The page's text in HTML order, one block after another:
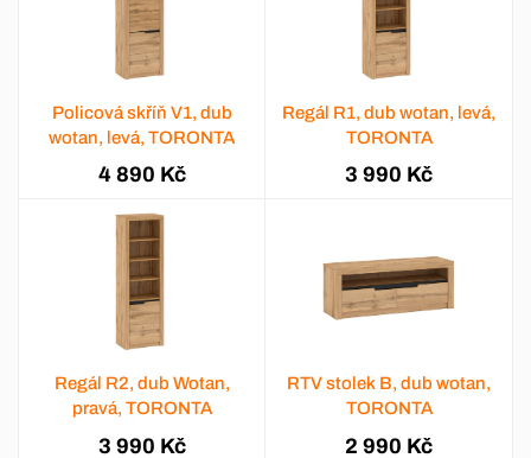
Policová skříň V1, dub
wotan, levá, TORONTA
4 890 Kč
Regál R1, dub wotan, levá,
TORONTA
3 990 Kč
Regál R2, dub Wotan,
pravá, TORONTA
3 990 Kč
RTV stolek B, dub wotan,
TORONTA
2 990 Kč